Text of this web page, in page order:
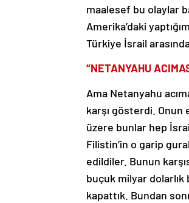
maalesef bu olaylar
Amerika’daki
Türkiye İsrail
“NETANYAHU
Ama Netanyahu
karşı gösterdi. Onun
üzere bunlar hep
Filistin’in o garip
edildiler. Bunun
buçuk milyar
kapattık. Bundan